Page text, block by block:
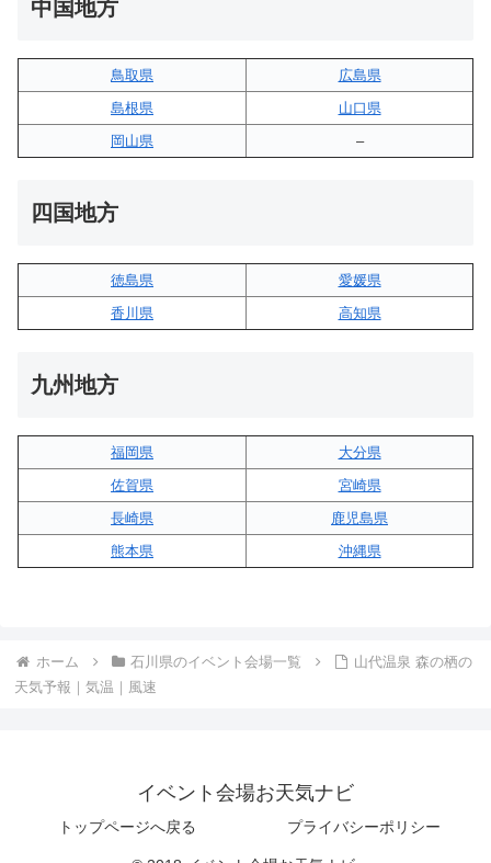
中国地方
鳥取県
広島県
島根県
山口県
岡山県
–
四国地方
徳島県
愛媛県
香川県
高知県
九州地方
福岡県
大分県
佐賀県
宮崎県
長崎県
鹿児島県
熊本県
沖縄県
ホーム 石川県のイベント会場一覧
山代温泉 森の栖の
天気予報｜気温｜風速
イベント会場お天気ナビ
トップページへ戻る プライバシーポリシー